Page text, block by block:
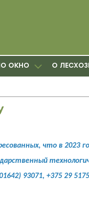
ОКНО О
что в 2023
93071, +375 29